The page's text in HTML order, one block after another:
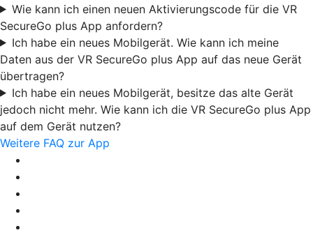
Wie kann ich einen neuen Aktivierungscode für die VR
SecureGo plus App anfordern?
Ich habe ein neues Mobilgerät. Wie kann ich meine
Daten aus der VR SecureGo plus App auf das neue Gerät
übertragen?
Ich habe ein neues Mobilgerät, besitze das alte Gerät
jedoch nicht mehr. Wie kann ich die VR SecureGo plus App
auf dem Gerät nutzen?
Weitere FAQ zur App